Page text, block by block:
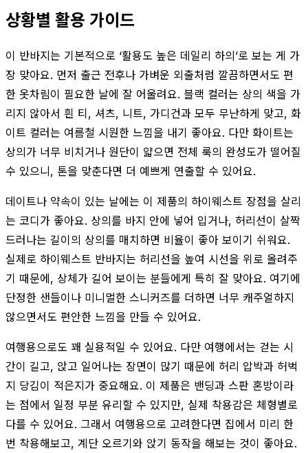
상황별 활용 가이드
이 반바지는 기본적으로 ‘활용도 높은 데일리 하의’로 보는 게 가
장 맞아요. 먼저 출근 전후나 가벼운 외출처럼 깔끔하면서도 편
한 옷차림이 필요한 날에 잘 어울려요. 블랙 컬러는 상의 색을 가
리지 않아서 흰 티, 셔츠, 니트, 가디건과 모두 무난하게 맞고, 화
이트 컬러는 여름철 시원한 느낌을 내기 좋아요. 다만 화이트는
상의가 너무 비치거나 원단이 얇으면 전체 룩의 완성도가 떨어질
수 있으니, 톤을 맞춘다면 더 예쁘게 연출할 수 있어요.
데이트나 약속이 있는 날에는 이 제품의 하이웨스트 장점을 살리
는 코디가 좋아요. 상의를 바지 안에 넣어 입거나, 허리선이 살짝
드러나는 길이의 상의를 매치하면 비율이 좋아 보이기 쉬워요.
실제로 하이웨스트 반바지는 허리선을 높여 시선을 위로 올려주
기 때문에, 상체가 길어 보이는 분들에게 특히 잘 맞아요. 여기에
단정한 샌들이나 미니멀한 스니커즈를 더하면 너무 캐주얼하지
않으면서도 편안한 느낌을 만들 수 있어요.
여행용으로도 꽤 실용적일 수 있어요. 다만 여행에서는 걷는 시
간이 길고, 앉고 일어나는 장면이 많기 때문에 허리 압박과 허벅
지 당김이 적은지가 중요해요. 이 제품은 밴딩과 스판 혼방이라
는 점에서 일정 부분 유리할 수 있지만, 실제 착용감은 체형별로
다를 수 있어요. 그래서 여행용으로 고려한다면 집에서 미리 한
번 착용해보고, 계단 오르기와 앉기 동작을 해보는 것이 좋아요.